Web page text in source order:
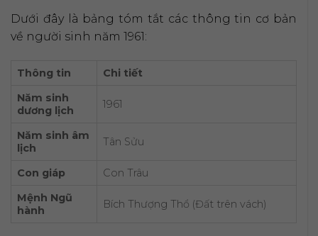
Dưới đây là bảng tóm tắt các thông tin cơ bản
về người sinh năm 1961:
Thông tin
Chi tiết
Năm sinh
dương lịch
1961
Năm sinh âm
lịch
Tân Sửu
Con giáp
Con Trâu
Mệnh Ngũ
hành
Bích Thượng Thổ (Đất trên vách)